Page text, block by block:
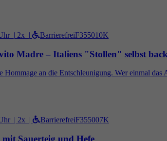
| 2x | BarrierefreiF355010K
Madre – Italiens "Stollen" selbst
Hommage an die Entschleunigung. Wer einmal das
| 2x | BarrierefreiF355007K
Sauerteig und Hefe